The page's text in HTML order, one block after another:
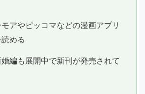
アやピッコマなどの漫画アプリ
める
編も展開中で新刊が発売されて